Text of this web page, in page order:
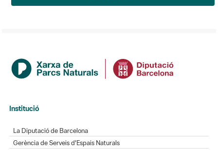
Institució
La Diputació de Barcelona
Gerència de Serveis d'Espais Naturals